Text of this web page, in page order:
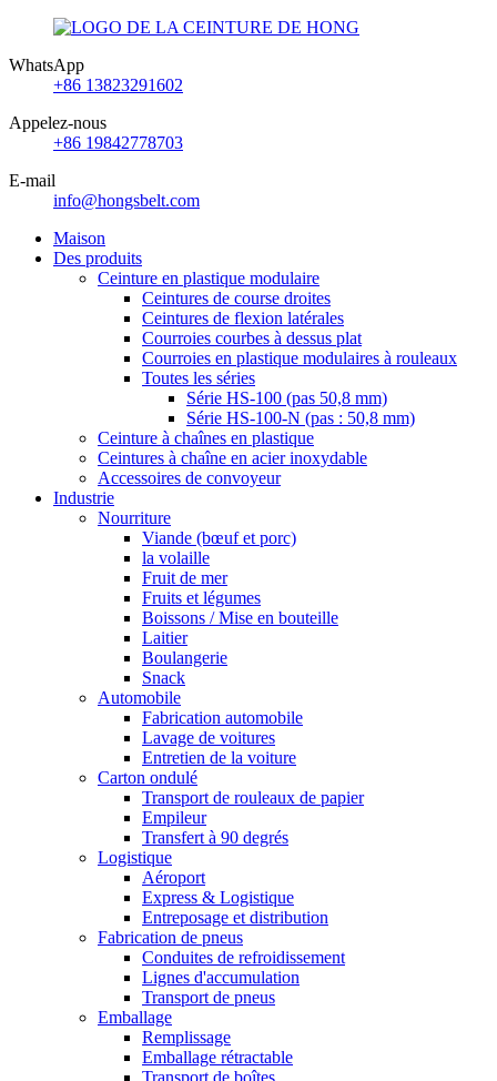
WhatsApp
+86 13823291602
Appelez-nous
+86 19842778703
E-mail
info@hongsbelt.com
Maison
Des produits
Ceinture en plastique modulaire
Ceintures de course droites
Ceintures de flexion latérales
Courroies courbes à dessus plat
Courroies en plastique modulaires à rouleaux
Toutes les séries
Série HS-100 (pas 50,8 mm)
Série HS-100-N (pas : 50,8 mm)
Ceinture à chaînes en plastique
Ceintures à chaîne en acier inoxydable
Accessoires de convoyeur
Industrie
Nourriture
Viande (bœuf et porc)
la volaille
Fruit de mer
Fruits et légumes
Boissons / Mise en bouteille
Laitier
Boulangerie
Snack
Automobile
Fabrication automobile
Lavage de voitures
Entretien de la voiture
Carton ondulé
Transport de rouleaux de papier
Empileur
Transfert à 90 degrés
Logistique
Aéroport
Express & Logistique
Entreposage et distribution
Fabrication de pneus
Conduites de refroidissement
Lignes d'accumulation
Transport de pneus
Emballage
Remplissage
Emballage rétractable
Transport de boîtes